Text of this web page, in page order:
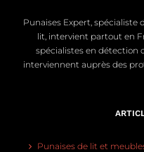
Punaises Expert, spécialiste
lit, intervient partout en
spécialistes en détection
interviennent auprès des
Punaises de lit et